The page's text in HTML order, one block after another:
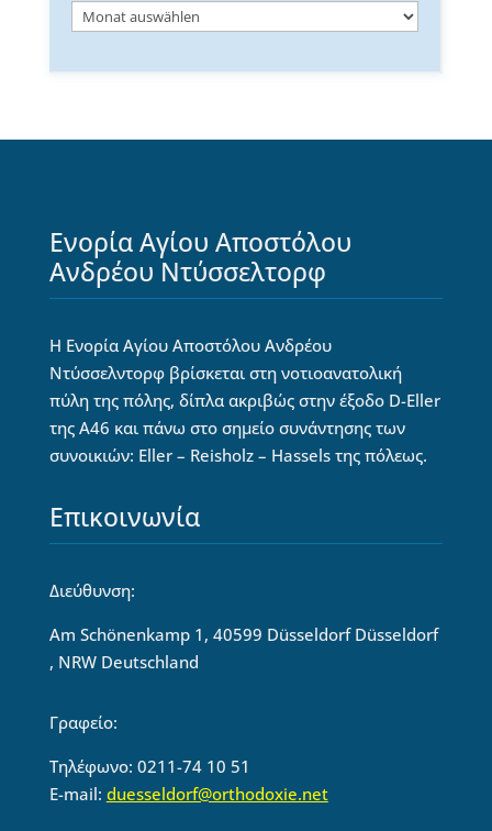
Αρχείο
Ενορία Αγίου Αποστόλου
Ανδρέου Ντύσσελτορφ
Η Ενορία Αγίου Αποστόλου Ανδρέου
Ντύσσελντορφ βρίσκεται στη νοτιοανατολική
πύλη της πόλης, δίπλα ακριβώς στην έξοδο D-Eller
της Α46 και πάνω στο σημείο συνάντησης των
συνοικιών: Eller – Reisholz – Hassels της πόλεως.
Επικοινωνία
Διεύθυνση:
Am Schönenkamp 1, 40599 Düsseldorf Düsseldorf
, NRW Deutschland
Γραφείο:
Τηλέφωνο: 0211-74 10 51
E-mail: duesseldorf@orthodoxie.net